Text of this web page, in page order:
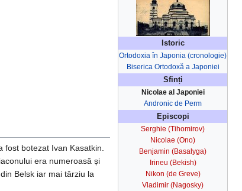
Istoric
Ortodoxia în Japonia (cronologie)
Biserica Ortodoxă a Japoniei
Sfinți
Nicolae al Japoniei
Andronic de Perm
Episcopi
Serghie (Tihomirov)
Nicolae (Ono)
Benjamin (Basalyga)
Irineu (Bekish)
Nikon (de Greve)
Vladimir (Nagosky)
botezat Ivan Kasatkin.
era numeroasă și
din Belsk iar mai târziu la